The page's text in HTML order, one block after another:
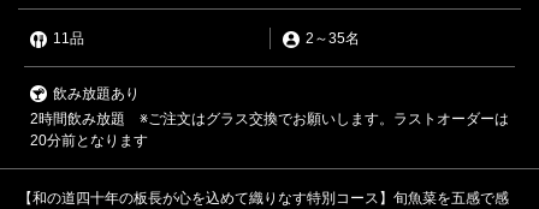
11品 2 ～35名
飲み放題あり
2時間飲み放題 ※ご注文はグラス交換でお願いします。ラストオーダーは
20分前となります
【和の道四十年の板長が心を込めて織りなす特別コース】旬魚菜を五感で感